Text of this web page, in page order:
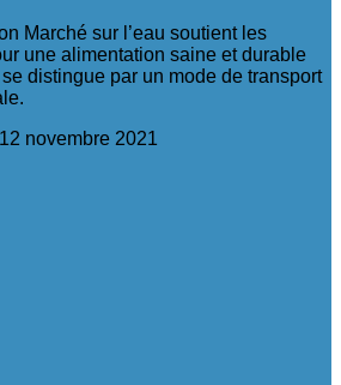
Marché sur l’eau soutient les
une alimentation saine et durable
distingue par un mode de transport
12 novembre 2021